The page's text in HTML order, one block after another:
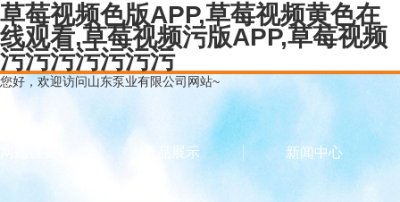
草莓视频色版APP,草莓视频黄色在
线观看,草莓视频污版APP,草莓视频
污污污污污污污
您好，欢迎访问山东泵业有限公司网站~
产品展示 新闻中心